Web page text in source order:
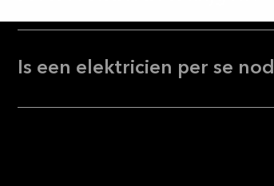
Is een elektricien per se